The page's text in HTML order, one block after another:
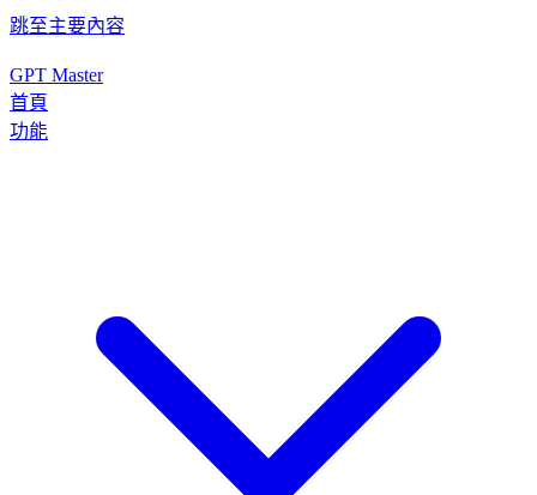
跳至主要內容
GPT Master
首頁
功能